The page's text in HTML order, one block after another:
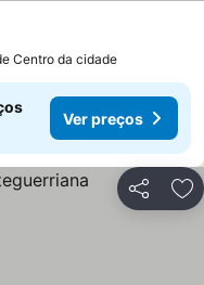
Centro da cidade
Ver preços
Partilhar